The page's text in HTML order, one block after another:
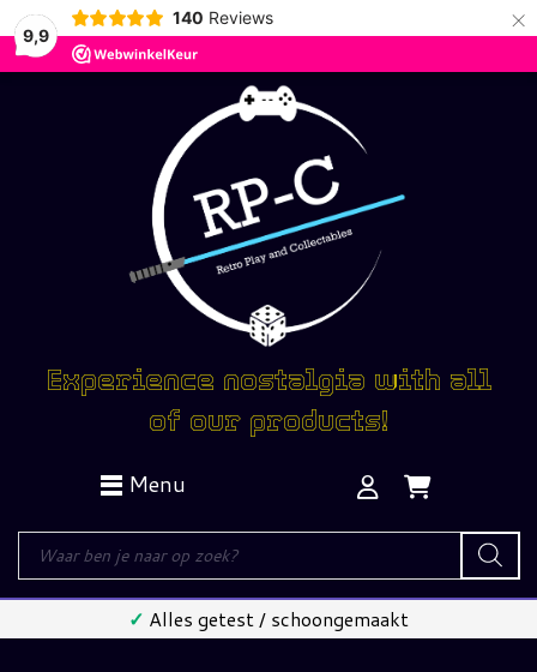
9,9
140 Reviews ×
Experience nostalgia with all
of our products!
Menu
Producten
zoeken
✓ Alles getest / schoongemaakt